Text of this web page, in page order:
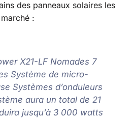
des panneaux solaires les
:
X21-LF Nomades 7
Système de micro-
Systèmes d’onduleurs
aura un total de 21
jusqu’à 3 000 watts